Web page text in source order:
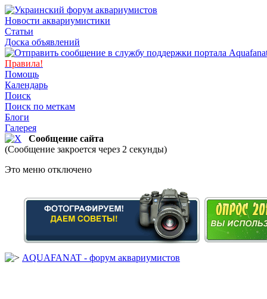
Новости аквариумистики
Статьи
Доска объявлений
Правила!
Помощь
Календарь
Поиск
Поиск по меткам
Блоги
Галерея
Сообщение сайта
(Сообщение закроется через 2 секунды)
Это меню отключено
AQUAFANAT - форум аквариумистов